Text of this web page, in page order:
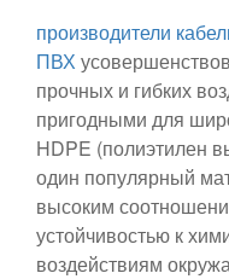
производители
ПВХ
прочных и гибких
пригодными для
HDPE (полиэтилен
один популярный
высоким
устойчивостью к
воздействиям